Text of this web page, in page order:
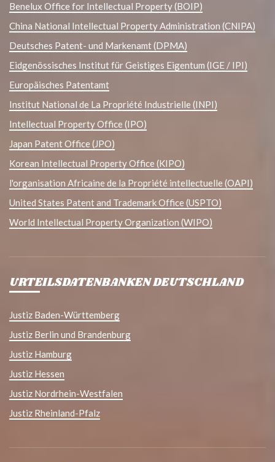
Benelux Office for Intellectual Property (BOIP)
China National Intellectual Property Administration (CNIPA)
Deutsches Patent- und Markenamt (DPMA)
Eidgenössisches Institut für Geistiges Eigentum (IGE / IPI)
Europäisches Patentamt
Institut National de La Propriété Industrielle (INPI)
Intellectual Property Office (IPO)
Japan Patent Office (JPO)
Korean Intellectual Property Office (KIPO)
l'organisation Africaine de la Propriété intellectuelle (OAPI)
United States Patent and Trademark Office (USPTO)
World Intellectual Property Organization (WIPO)
URTEILSDATENBANKEN DEUTSCHLAND
Justiz Baden-Württemberg
Justiz Berlin und Brandenburg
Justiz Hamburg
Justiz Hessen
Justiz Nordrhein-Westfalen
Justiz Rheinland-Pfalz